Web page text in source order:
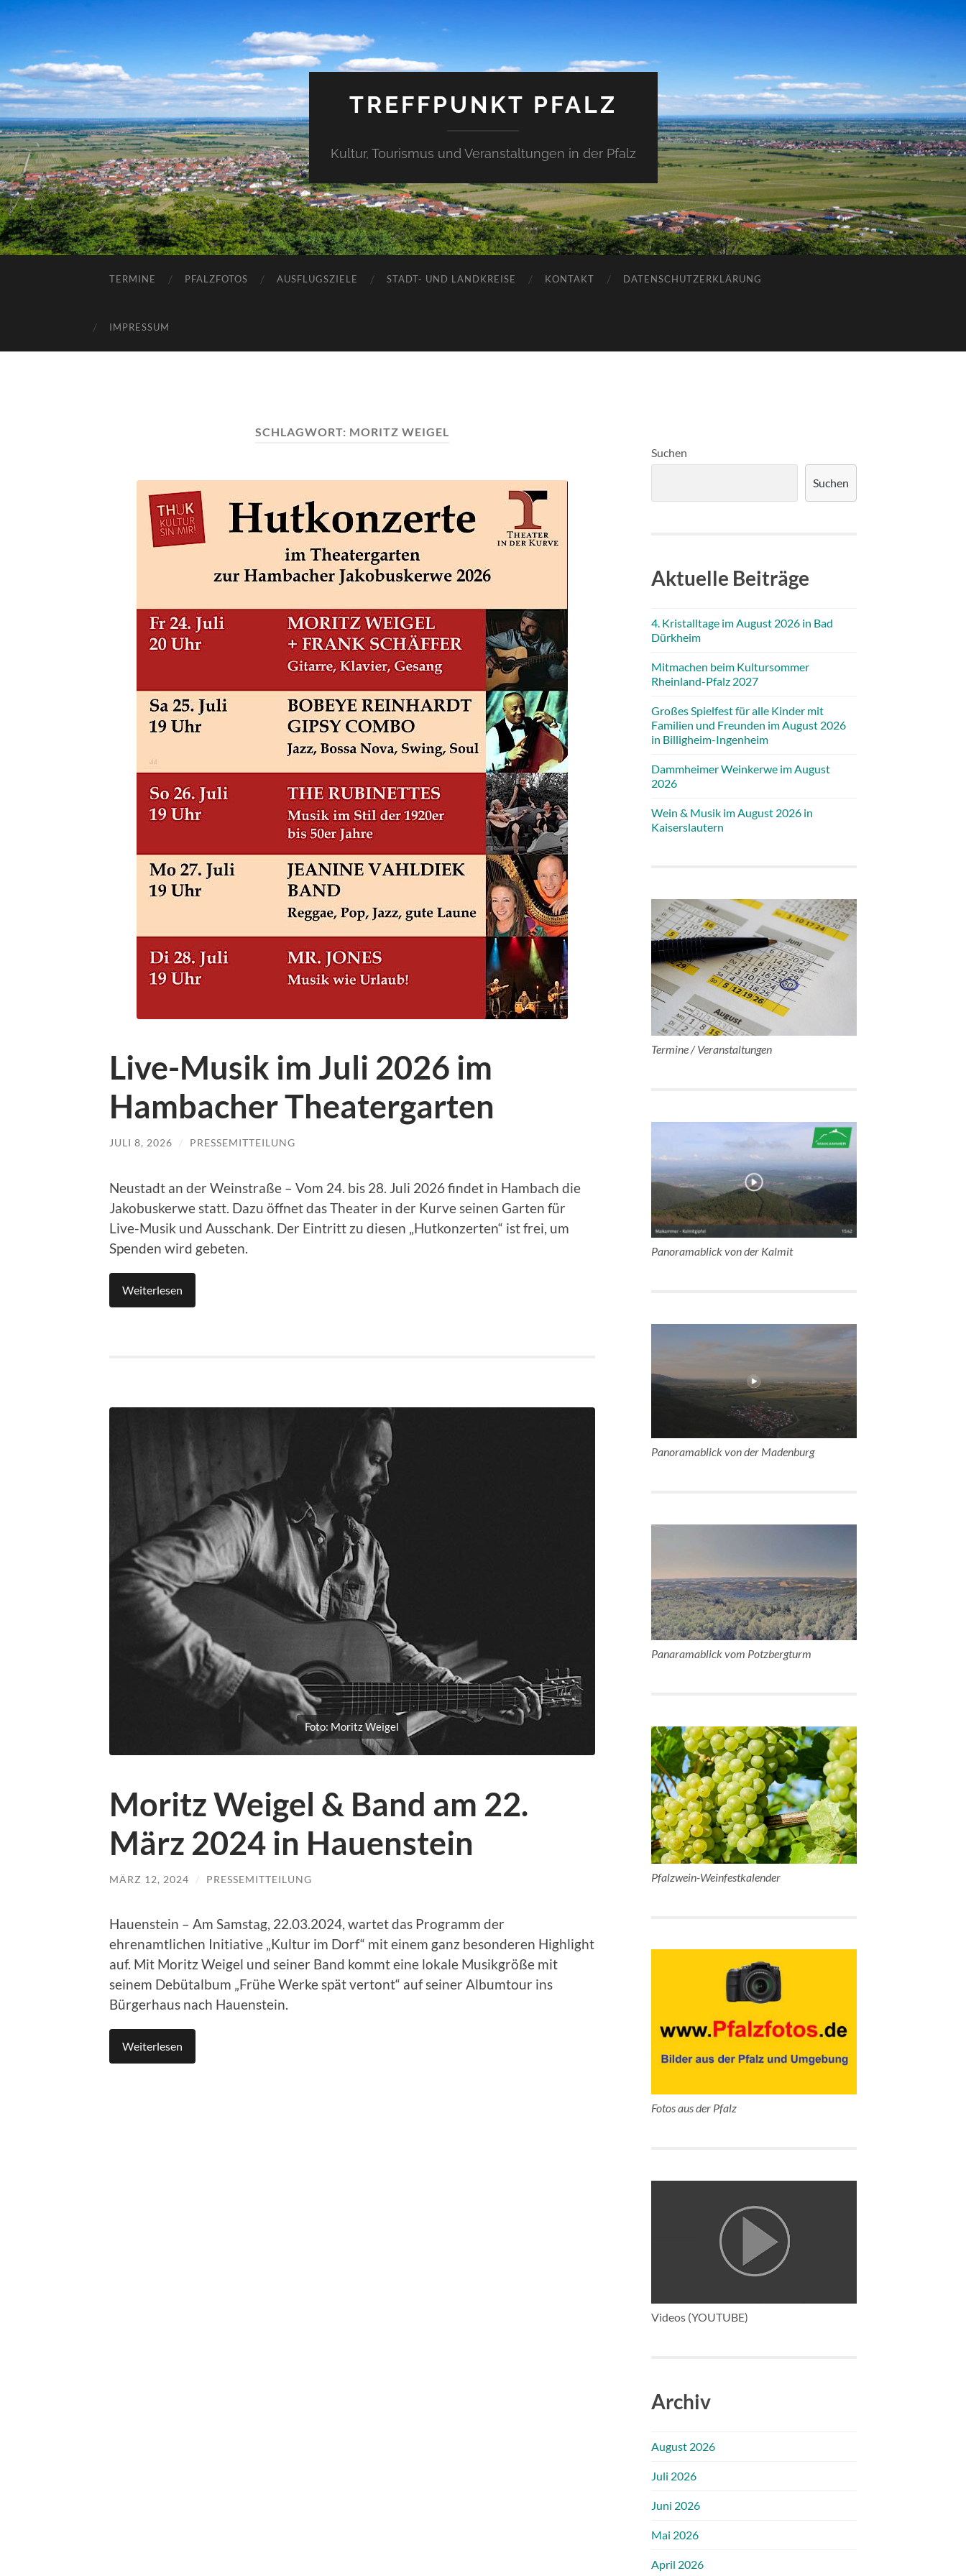
TREFFPUNKT PFALZ
Kultur, Tourismus und Veranstaltungen in der Pfalz
TERMINE PFALZFOTOS AUSFLUGSZIELE STADT- UND LANDKREISE KONTAKT DATENSCHUTZERKLÄRUNG
IMPRESSUM
SCHLAGWORT: MORITZ WEIGEL
Live-Musik im Juli 2026 im
Hambacher Theatergarten
JULI 8, 2026 / PRESSEMITTEILUNG
Neustadt an der Weinstraße – Vom 24. bis 28. Juli 2026 findet in Hambach die
Jakobuskerwe statt. Dazu öffnet das Theater in der Kurve seinen Garten für
Live-Musik und Ausschank. Der Eintritt zu diesen „Hutkonzerten“ ist frei, um
Spenden wird gebeten.
Weiterlesen
Foto: Moritz Weigel
Moritz Weigel & Band am 22.
März 2024 in Hauenstein
MÄRZ 12, 2024 / PRESSEMITTEILUNG
Hauenstein – Am Samstag, 22.03.2024, wartet das Programm der
ehrenamtlichen Initiative „Kultur im Dorf“ mit einem ganz besonderen Highlight
auf. Mit Moritz Weigel und seiner Band kommt eine lokale Musikgröße mit
seinem Debütalbum „Frühe Werke spät vertont“ auf seiner Albumtour ins
Bürgerhaus nach Hauenstein.
Weiterlesen
Suchen
Suchen
Aktuelle Beiträge
4. Kristalltage im August 2026 in Bad
Dürkheim
Mitmachen beim Kultursommer
Rheinland-Pfalz 2027
Großes Spielfest für alle Kinder mit
Familien und Freunden im August 2026
in Billigheim-Ingenheim
Dammheimer Weinkerwe im August
2026
Wein & Musik im August 2026 in
Kaiserslautern
Termine / Veranstaltungen
Panoramablick von der Kalmit
Panoramablick von der Madenburg
Panaramablick vom Potzbergturm
Pfalzwein-Weinfestkalender
Fotos aus der Pfalz
Videos (YOUTUBE)
Archiv
August 2026
Juli 2026
Juni 2026
Mai 2026
April 2026